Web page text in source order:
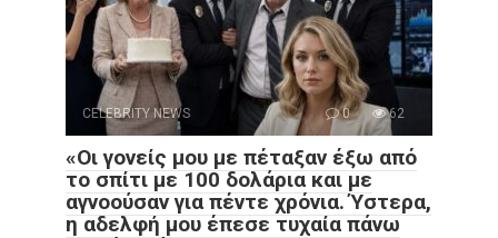
CELEBRITY NEWS 0 62
«Οι γονείς μου με πέταξαν έξω από
το σπίτι με 100 δολάρια και με
αγνοούσαν για πέντε χρόνια. Ύστερα,
η αδελφή μου έπεσε τυχαία πάνω